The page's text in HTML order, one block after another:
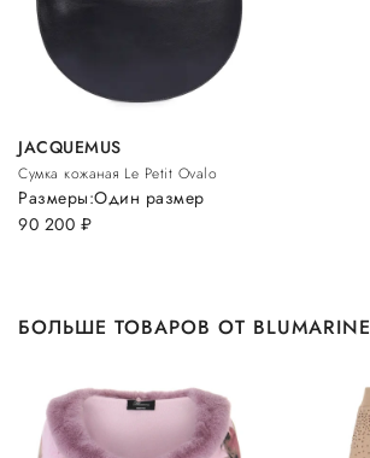
JACQUEMUS
Сумка кожаная Le Petit Ovalo
90 200 руб.
Размеры:Один размер
БОЛЬШЕ ТОВАРОВ ОТ BLUMARINE